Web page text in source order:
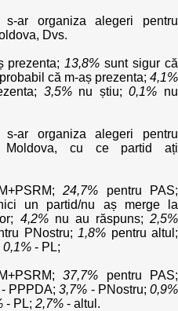
s-ar organiza alegeri pentru
Dvs.
prezenta; 13,8% sunt sigur că
probabil că m-aș prezenta; 4,1%
3,5%nu știu;0,1% nu
s-ar organiza alegeri pentru
Moldova, cu ce partid ați
24,7% pentru PAS;
un partid/nu aș merge la
4,2%nu au răspuns; 2,5%
PNostru; 1,8% pentru altul;
0,1% - PL;
37,7% pentru PAS;
PPPDA;3,7% - PNostru;0,9%
- PL; 2,7% - altul.